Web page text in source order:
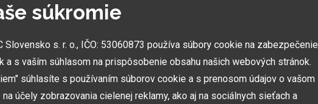
NAJVÄČŠIE SHOWROOMY
Vytvorili sme najväčšie ukážkové centrá svojho druhu
v ČR a SK. Nájdete nás v Prahe a Prešove.
súkromie
Slovensko s. r. o., IČO: 53060873 používa súbory cookie na zabezpečenie
a s vaším súhlasom na prispôsobenie obsahu našich webových stránok.
súhlasíte s používaním súborov cookie a s prenosom údajov o vašom
účely zobrazovania cielenej reklamy, ako aj na sociálnych sieťach a